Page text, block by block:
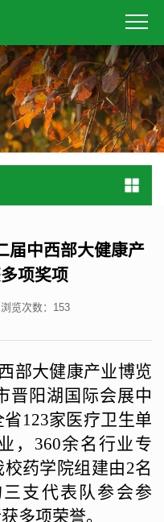
届中西部大健康产
项奖项
浏览次数： 153
部大健康产业博览
晋阳湖国际会展中
省123家医疗卫生单
，360余名行业专
校药学院组建由2名
支代表队参会参
多项荣誉。